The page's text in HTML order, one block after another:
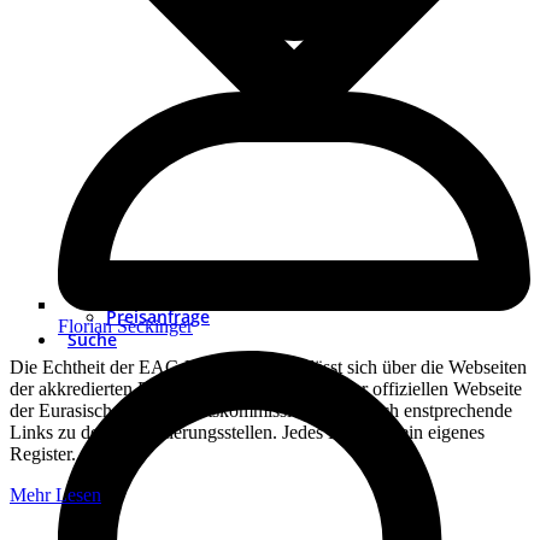
Preisanfrage
Suche
Florian Seckinger
Die Echtheit der EAC-Kennzeichnung lässt sich über die Webseiten
der akkredierten Behörden überprüfen. Auf der offiziellen Webseite
der Eurasischen Wirtschaftskommission finden sich enstprechende
Links zu den Zertifizierungsstellen. Jedes Land hat ein eigenes
Register.
Mehr Lesen